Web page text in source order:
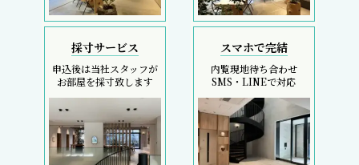
採寸サービス
申込後は当社スタッフが
お部屋を採寸致します
スマホで完結
内覧現地待ち合わせ
SMS・LINEで対応